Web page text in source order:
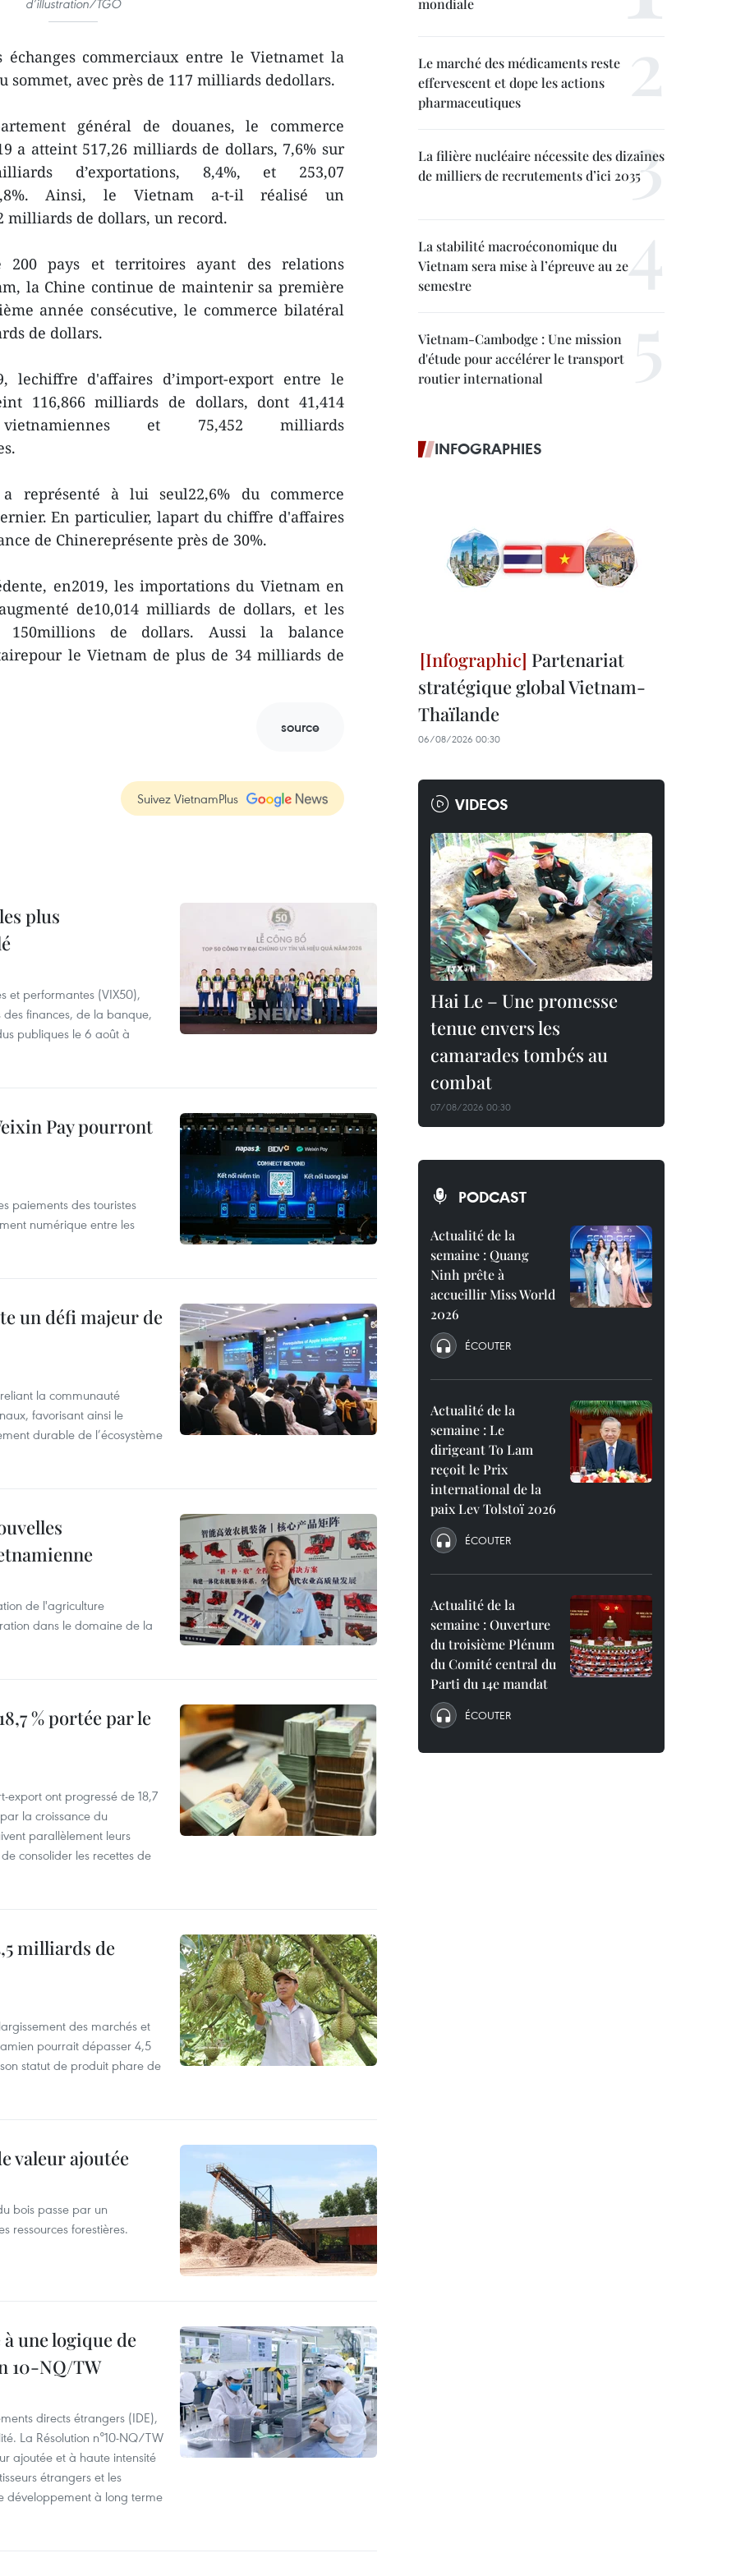
d’illustration/TGO
échanges commerciaux entre le Vietnamet la
sommet, avec près de 117 milliards dedollars.
général de douanes, le commerce
a atteint 517,26 milliards de dollars, 7,6% sur
d’exportations, 8,4%, et 253,07
6,8%. Ainsi, le Vietnam a-t-il réalisé un
milliards de dollars, un record.
200 pays et territoires ayant des relations
la Chine continue de maintenir sa première
année consécutive, le commerce bilatéral
de dollars.
lechiffre d'affaires d’import-export entre le
116,866 milliards de dollars, dont 41,414
vietnamiennes et 75,452 milliards
représenté à lui seul22,6% du commerce
En particulier, lapart du chiffre d'affaires
de Chinereprésente près de 30%.
en2019, les importations du Vietnam en
de10,014 milliards de dollars, et les
de dollars. Aussi la balance
le Vietnam de plus de 34 milliards de
source
Suivez VietnamPlus
plus
et performantes (VIX50),
des finances, de la banque,
publiques le 6 août à
Pay pourront
paiements des touristes
numérique entre les
un défi majeur de
la communauté
favorisant ainsi le
durable de l’écosystème
de l'agriculture
dans le domaine de la
% portée par le
export ont progressé de 18,7
la croissance du
parallèlement leurs
consolider les recettes de
milliards de
des marchés et
pourrait dépasser 4,5
statut de produit phare de
valeur ajoutée
bois passe par un
ressources forestières.
une logique de
10-NQ/TW
directs étrangers (IDE),
La Résolution n°10-NQ/TW
ajoutée et à haute intensité
étrangers et les
développement à long terme
mondiale
Le marché des médicaments reste
effervescent et dope les actions
pharmaceutiques
La filière nucléaire nécessite des dizaines
de milliers de recrutements d’ici 2035
La stabilité macroéconomique du
Vietnam sera mise à l’épreuve au 2e
semestre
Vietnam-Cambodge : Une mission
d'étude pour accélérer le transport
routier international
INFOGRAPHIES
Partenariat
stratégique global Vietnam-
Thaïlande
06/08/2026 00:30
VIDEOS
Hai Le – Une promesse
tenue envers les
camarades tombés au
combat
07/08/2026 00:30
PODCAST
Actualité de la
semaine : Quang
Ninh prête à
accueillir Miss World
2026
ÉCOUTER
Actualité de la
semaine : Le
dirigeant To Lam
reçoit le Prix
international de la
paix Lev Tolstoï 2026
ÉCOUTER
Actualité de la
semaine : Ouverture
du troisième Plénum
du Comité central du
Parti du 14e mandat
ÉCOUTER